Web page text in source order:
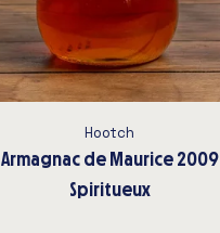
Hootch
Armagnac de Maurice 2009
Spiritueux